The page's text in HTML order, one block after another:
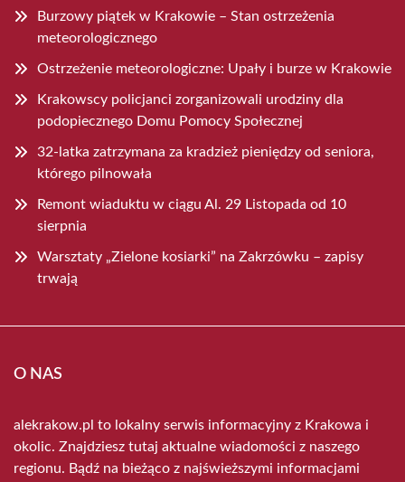
Burzowy piątek w Krakowie – Stan ostrzeżenia
meteorologicznego
Ostrzeżenie meteorologiczne: Upały i burze w Krakowie
Krakowscy policjanci zorganizowali urodziny dla
podopiecznego Domu Pomocy Społecznej
32-latka zatrzymana za kradzież pieniędzy od seniora,
którego pilnowała
Remont wiaduktu w ciągu Al. 29 Listopada od 10
sierpnia
Warsztaty „Zielone kosiarki” na Zakrzówku – zapisy
trwają
O NAS
alekrakow.pl to lokalny serwis informacyjny z Krakowa i
okolic. Znajdziesz tutaj aktualne wiadomości z naszego
regionu. Bądź na bieżąco z najświeższymi informacjami